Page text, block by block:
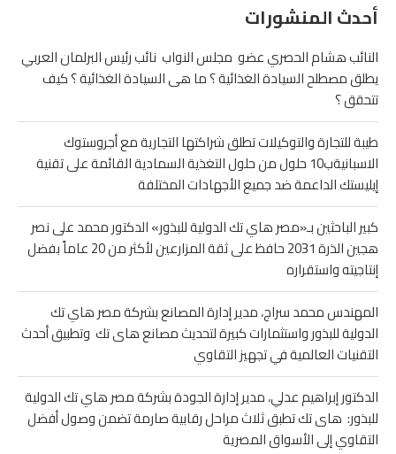
أحدث المنشورات
النائب هشام الحصري عضو مجلس النواب نائب رئيس البرلمان العربي
يطلق مصطلح السيادة الغذائية ؟ ما هى السيادة الغذائية ؟ كيف
تتحقق ؟
طيبة للتجارة والتوكيلات تطلق شراكتها التجارية مع أجروستوك
الاسبانيةب10 حلول من حلول التغذية السمادية القائمة على تقنية
إيليستك الداعمة ضد جميع الأجهادات المختلفة
كبير الباحثين بـ«مصر هاي تك الدولية للبذور» الدكتور محمد على نصر
هجين الذرة 2031 حافظ على ثقة المزارعين لأكثر من 20 عاماً بفضل
إنتاجيته واستقراره
المهندس محمد سراج، مدير إدارة المصانع بشركة مصر هاي تك
الدولية للبذور واستثمارات كبيرة لتحديث مصانع هاى تك وتطبيق أحدث
التقنيات العالمية في تجهيز التقاوي
الدكتور إبراهيم عدلي، مدير إدارة الجودة بشركة مصر هاي تك الدولية
للبذور: هاى تك تطبق ثلاث مراحل رقابية صارمة تضمن وصول أفضل
التقاوي إلى الأسواق المصرية